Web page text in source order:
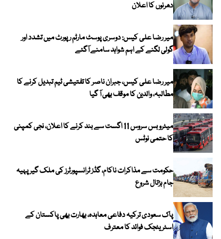
دھرنوں کا اعلان
میر رضا علی کیس: دوسری پوسٹ مارٹم رپورٹ میں تشدد اور
گولی لگنے کے اہم شواہد سامنے آگئے
میر رضا علی کیس، جبران ناصر کا تفتیشی ٹیم تبدیل کرنے کا
مطالبہ، والدین کا موقف بھی آ گیا
میٹرو بس سروس 11 اگست سے بند کرنے کا اعلان، نجی کمپنی
کا حتمی نوٹس
حکومت سے مذاکرات ناکام، گڈز ٹرانسپورٹرز کی ملک گیر پہیہ
جام ہڑتال شروع
پاک سعودی ترکیہ دفاعی معاہدہ، بھارت بھی پاکستان کے
اسٹریٹجک فوائد کا معترف